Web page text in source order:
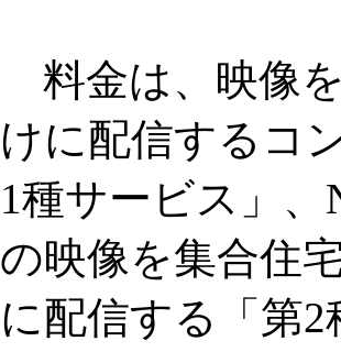
料金は、映像
けに配信するコ
1種サービス」
の映像を集合住
に配信する「第